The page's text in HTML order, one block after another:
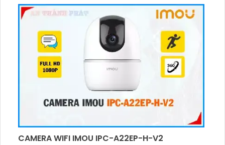
động trên nền tảng IP Wifi, giúp tiết kiệm chi phí cho
hệ thống giám sát lớn. Với độ phân giải sắc nét lên
đến 2.0 MP, camera này hỗ trợ thẻ nhớ và được tích
hợp công nghệ nhìn đêm chất lượng, mang lại màu
sắc tối ưu hơn trong quá trình giám sát ban đêm.
CAMERA WIFI IMOU IPC-A22EP-H-V2